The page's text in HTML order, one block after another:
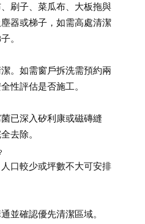
刷子、菜瓜布、大板拖與
器或梯子，如需高處清潔
。
。如需窗戶拆洗需預約兩
性評估是否施工。
已深入矽利康或磁磚縫
去除。
口較少或坪數不大可安排
並確認優先清潔區域。